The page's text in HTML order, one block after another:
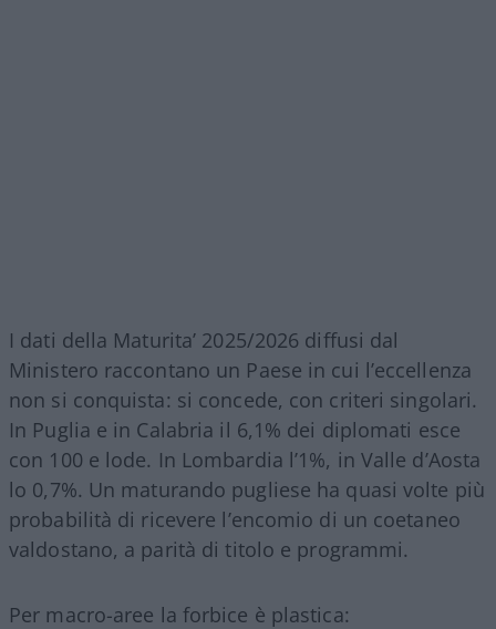
I dati della Maturita’ 2025/2026 diffusi dal
Ministero raccontano un Paese in cui l’eccellenza
non si conquista: si concede, con criteri singolari.
In Puglia e in Calabria il 6,1% dei diplomati esce
con 100 e lode. In Lombardia l’1%, in Valle d’Aosta
lo 0,7%. Un maturando pugliese ha quasi volte più
probabilità di ricevere l’encomio di un coetaneo
valdostano, a parità di titolo e programmi.
Per macro-aree la forbice è plastica: